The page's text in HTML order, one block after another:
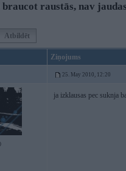
raustās, nav jaudas
Atbildēt
Ziņojums
25. May 2010, 12:20
ja izklausas pec suknja